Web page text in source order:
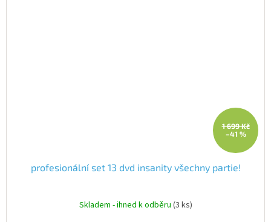
1 699 Kč
–41 %
profesionální set 13 dvd insanity všechny partie!
Skladem - ihned k odběru (3 ks)